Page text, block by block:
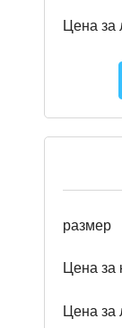
Цена за
размер
Цена за
Цена за